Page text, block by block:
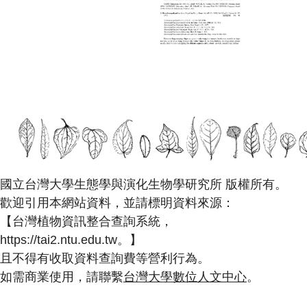
國立台灣大學生態學與演化生物學研究所 版權所有。
歡迎引用本網站資料，並請標明資料來源：
【台灣植物資訊整合查詢系統，
https://tai2.ntu.edu.tw。】
且不得有收取資料查詢費等營利行為。
如需商業使用，請聯繫台灣大學數位人文中心。